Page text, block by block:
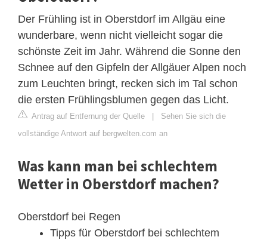
Der Frühling ist in Oberstdorf im Allgäu eine
wunderbare, wenn nicht vielleicht sogar die
schönste Zeit im Jahr. Während die Sonne den
Schnee auf den Gipfeln der Allgäuer Alpen noch
zum Leuchten bringt, recken sich im Tal schon
die ersten Frühlingsblumen gegen das Licht.
Antrag auf Entfernung der Quelle | Sehen Sie sich die
vollständige Antwort auf bergwelten.com an
Was kann man bei schlechtem
Wetter in Oberstdorf machen?
Oberstdorf bei Regen
Tipps für Oberstdorf bei schlechtem